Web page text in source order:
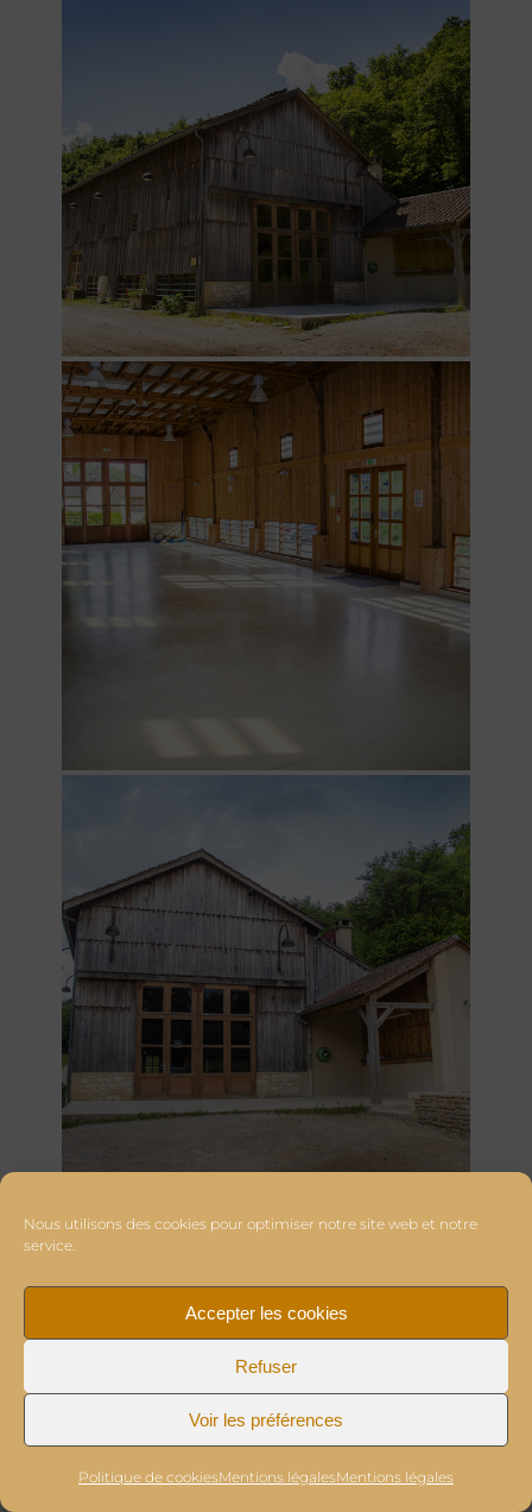
Nous utilisons des cookies pour optimiser notre site web et notre
service.
Accepter les cookies
Refuser
Voir les préférences
Politique de cookiesMentions légalesMentions légales